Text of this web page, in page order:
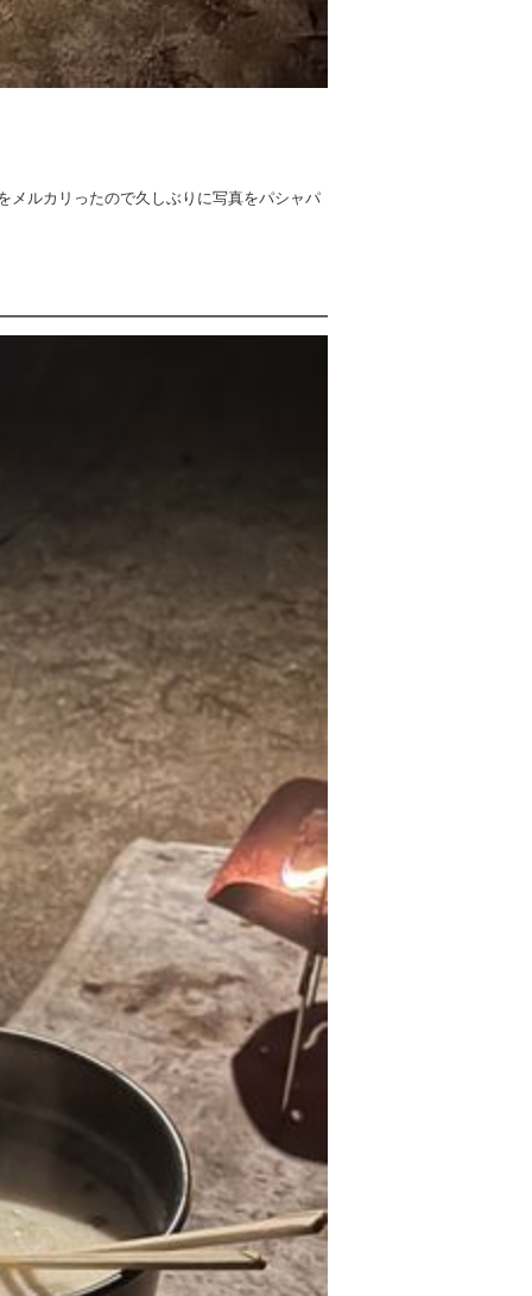
メルカリったので久しぶりに写真をパシャパ